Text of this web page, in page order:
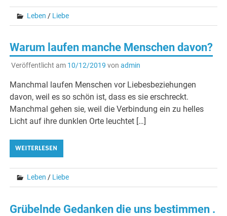
Leben / Liebe
Warum laufen manche Menschen davon?
Veröffentlicht am 10/12/2019 von admin
Manchmal laufen Menschen vor Liebesbeziehungen
davon, weil es so schön ist, dass es sie erschreckt.
Manchmal gehen sie, weil die Verbindung ein zu helles
Licht auf ihre dunklen Orte leuchtet […]
WEITERLESEN
Leben / Liebe
Grübelnde Gedanken die uns bestimmen .